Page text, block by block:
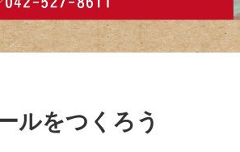
ルをつくろう